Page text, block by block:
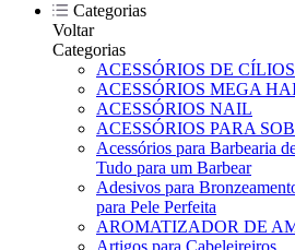
Categorias
Voltar
Categorias
ACESSÓRIOS DE CÍLIOS
ACESSÓRIOS MEGA
ACESSÓRIOS NAIL
ACESSÓRIOS PARA
Acessórios para Barbearia
Tudo para um Barbear
Adesivos para
para Pele Perfeita
AROMATIZADOR DE
Artigos para Cabeleireiros